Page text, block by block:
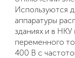
Используются
аппаратуры
зданиях и в
переменного
400 В с